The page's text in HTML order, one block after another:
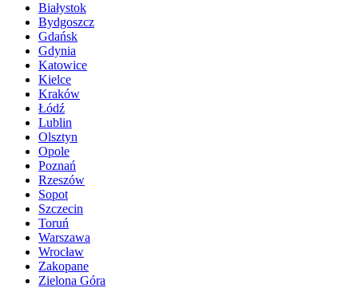
Białystok
Bydgoszcz
Gdańsk
Gdynia
Katowice
Kielce
Kraków
Łódź
Lublin
Olsztyn
Opole
Poznań
Rzeszów
Sopot
Szczecin
Toruń
Warszawa
Wrocław
Zakopane
Zielona Góra